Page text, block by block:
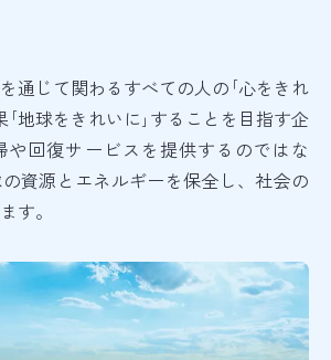
通じて関わるすべての人の｢心をきれ
｢地球をきれいに｣することを目指す企
や回復サービスを提供するのではな
資源とエネルギーを保全し、社会の
す。